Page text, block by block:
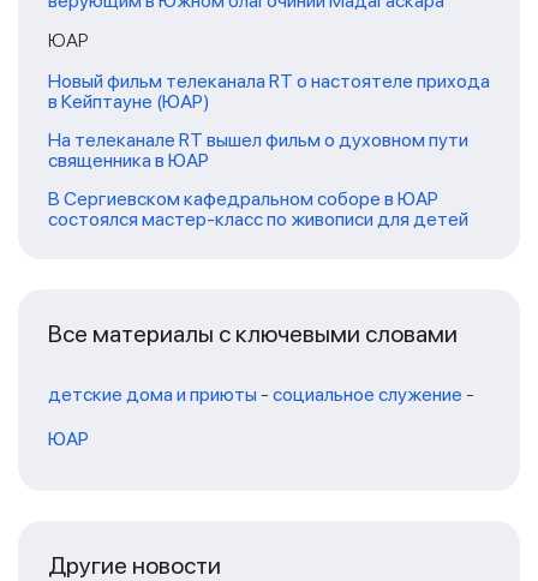
ЮАР
Новый фильм телеканала RT о настоятеле прихода
в Кейптауне (ЮАР)
На телеканале RT вышел фильм о духовном пути
священника в ЮАР
В Сергиевском кафедральном соборе в ЮАР
состоялся мастер-класс по живописи для детей
Все материалы с ключевыми словами
детские дома и приюты - социальное служение -
ЮАР
Другие новости